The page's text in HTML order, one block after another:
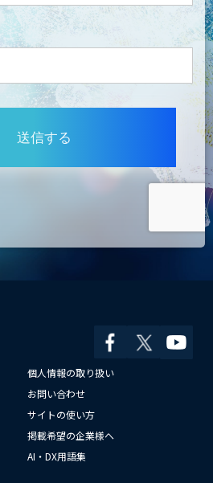
送信する
個人情報の取り扱い
お問い合わせ
サイトの使い方
掲載希望の企業様へ
AI・DX用語集